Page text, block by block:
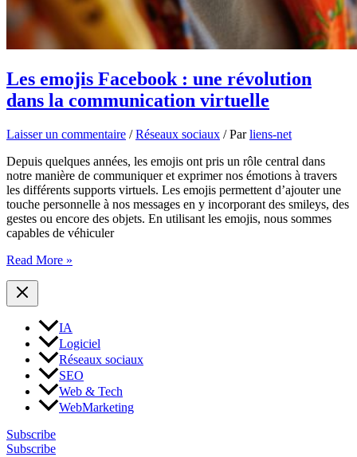
Les emojis Facebook : une révolution
dans la communication virtuelle
Laisser un commentaire /Réseaux sociaux / Parliens-net
Depuis quelques années, les emojis ont pris un rôle central dans
notre manière de communiquer et exprimer nos émotions à travers
les différents supports virtuels. Les emojis permettent d’ajouter une
touche personnelle à nos messages en y incorporant des smileys, des
gestes ou encore des objets. En utilisant les emojis, nous sommes
capables de véhiculer
Les
Facebook
:
révolution
dans
communication
virtuelle
Read More »
IA
Logiciel
Réseaux sociaux
SEO
Web & Tech
WebMarketing
Subscribe
Subscribe